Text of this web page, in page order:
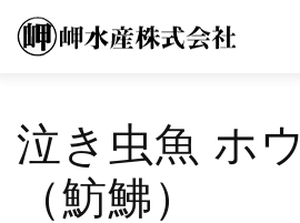
泣き虫魚 ホ
（魴鮄）